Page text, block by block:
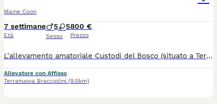
Maine Coon
7 settimane
Età
5 5
Sesso
800 €
Prezzo
L'allevamento amatoriale Custodi del Bosco (situato a Terranuova Bracciolini, Arezzo) è lieto di annunciare la nascita di due splendide cucciolate di Maine Coon! I piccoli saranno pronti per raggiungere le loro nuove famiglie a partire da settembre. I nostri cuccioli crescono in un ambiente familiare, circondati da amore e attenzioni, per garantire un carattere equilibrato, socievole e affettuoso. Cosa include la cessione del cucciolo: Pedigree AFEF Microchip già inserito e registrazione all'anagrafe felina Ciclo di vaccinazioni e sverminazioni effettuati. Libretto sanitario Test genetici dei genitori Nota sulle foto: i cuccioli contrassegnati con una X sono già stati prenotati e non sono più disponibili. Ci troviamo a Terranuova Bracciolini (AR), in Toscana. Se vuoi venire a conoscerli o desideri ricevere maggiori informazioni, foto e video dei singoli cuccioli, non esitare a contattarci! Saremo felici di trovare la famiglia perfetta per ognuno dei nostri "Custodi del Bosco".
Allevatore con Affisso
Terranuova Bracciolini (9.5km)